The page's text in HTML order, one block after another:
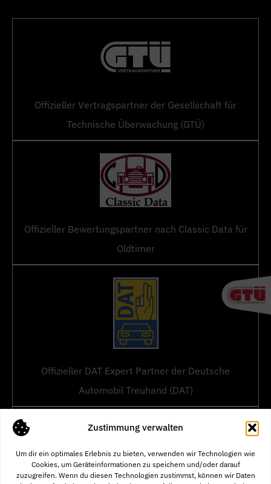
Zustimmung verwalten
Um dir ein optimales Erlebnis zu bieten, verwenden wir Technologien wie
Cookies, um Geräteinformationen zu speichern und/oder darauf
zuzugreifen. Wenn du diesen Technologien zustimmst, können wir Daten
Offizieller Vertragspartner der Gesellschaft für
Technische Überwachung (GTÜ)
Offizieller Bewertungspartner nach Classic Data für
Oldtimer
Offizieller DAT Expert Partner der Deutsche
Automobil Treuhand (DAT)